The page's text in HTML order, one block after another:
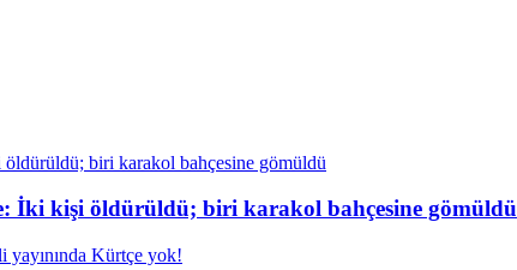
İki kişi öldürüldü; biri karakol bahçesine gömüldü